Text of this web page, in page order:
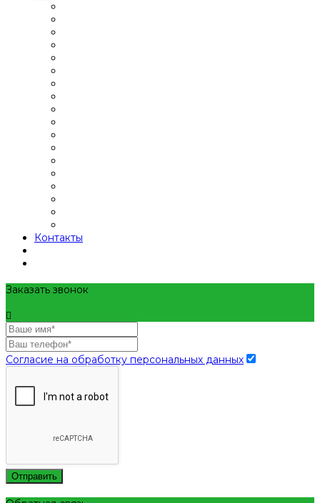
Контакты
Заказать звонок
Согласие на обработку персональных данных
Отправить